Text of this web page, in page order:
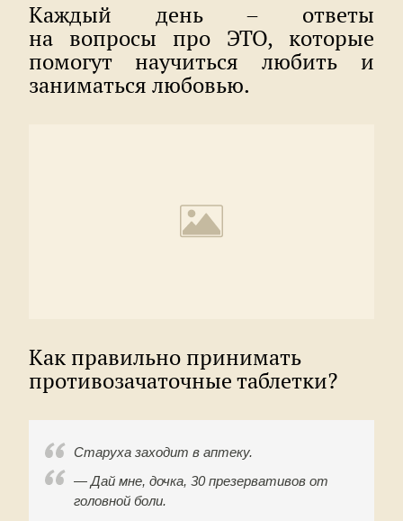
Каждый день – ответы
на вопросы про ЭТО, которые
помогут научиться любить и
заниматься любовью.
Как правильно принимать
противозачаточные таблетки?
Старуха заходит в аптеку.
— Дай мне, дочка, 30 презервативов от
головной боли.